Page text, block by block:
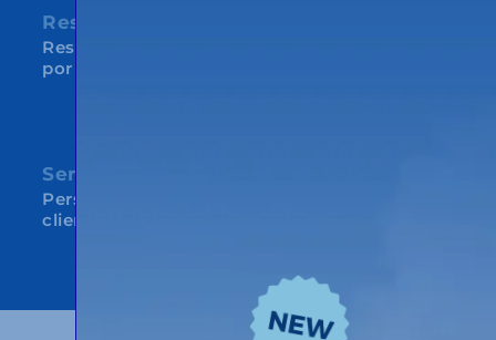
Respeto
Respeto por el entorno, por las personas y
por las organizaciones
Servicio
Personas al servicio de personas. Cada
cliente es único